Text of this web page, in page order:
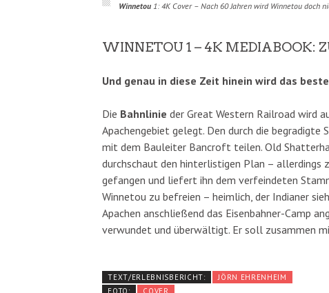
Winnetou1: 4K Cover – Nach 60 Jahren wird Winnetou doch
WINNETOU 1 – 4K MEDIABOOK:
Und genau in diese Zeit hinein wird das
Die Bahnlinie der Great Western Railroad wird
Apachengebiet gelegt. Den durch die
mit dem Bauleiter Bancroft teilen. Old
durchschaut den hinterlistigen Plan –
gefangen und liefert ihn dem verfeindeten
Winnetou zu befreien – heimlich, der Indianer
Apachen anschließend das Eisenbahner-Camp
verwundet und überwältigt. Er soll zusammen
TEXT/ERLEBNISBERICHT:
JÖRN EHRENHEIM